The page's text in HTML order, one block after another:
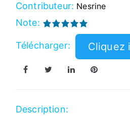
Contributeur: Nesrine
Note:
Télécharger:
Description: